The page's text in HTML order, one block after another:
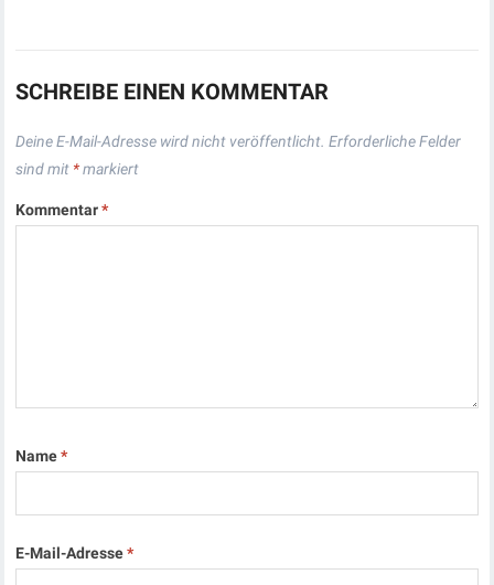
SCHREIBE EINEN KOMMENTAR
Deine E-Mail-Adresse wird nicht veröffentlicht. Erforderliche Felder
sind mit *markiert
Kommentar*
Name*
E-Mail-Adresse*